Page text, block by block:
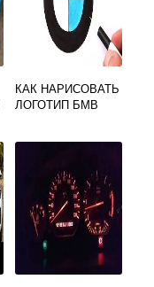
КАК НАРИСОВАТЬ
ЛОГОТИП БМВ